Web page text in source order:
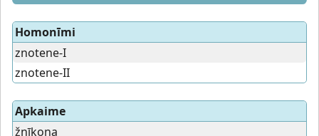
Homonīmi
znotene-I
znotene-II
Apkaime
žņīkoņa